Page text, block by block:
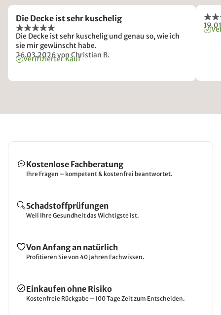
Die Decke ist sehr kuschelig
Die Decke ist sehr kuschelig und genau so, wie ich
sie mir gewünscht habe.
26.03.2026von Christian B.
Verifizierter Kauf
Kostenlose Fachberatung
Ihre Fragen – kompetent & kostenfrei beantwortet.
Schadstoffprüfungen
Weil Ihre Gesundheit das Wichtigste ist.
Von Anfang an natürlich
Profitieren Sie von 40 Jahren Fachwissen.
Einkaufen ohne Risiko
Kostenfreie Rückgabe – 100 Tage Zeit zum Entscheiden.